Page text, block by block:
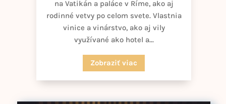
na Vatikán a paláce v Ríme, ako aj
rodinné vetvy po celom svete. Vlastnia
vinice a vinárstvo, ako aj vily
využívané ako hotel a...
Zobraziť viac